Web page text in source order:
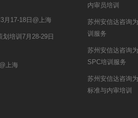
月17-18日@上海
培训7月28-29日
上海
内审员培训
苏州安信达咨询
训服务
苏州安信达咨询
SPC培训服务
苏州安信达咨询
标准与内审培训